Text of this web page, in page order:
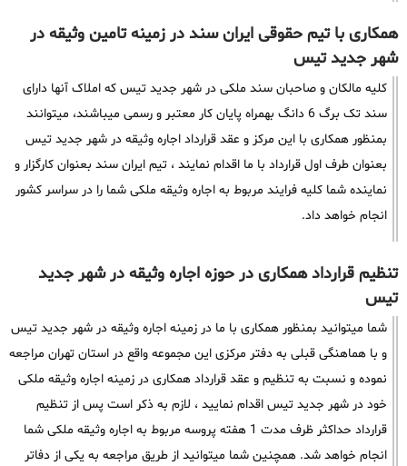
همکاری با تیم حقوقی ایران سند در زمینه تامین وثیقه در
شهر جدید تیس
کلیه مالکان و صاحبان سند ملکی در شهر جدید تیس که املاک آنها دارای
سند تک برگ 6 دانگ بهمراه پایان کار معتبر و رسمی میباشند، میتوانند
بمنظور همکاری با این مرکز و عقد قرارداد اجاره وثیقه در شهر جدید تیس
بعنوان طرف اول قرارداد با ما اقدام نمایند ، تیم ایران سند بعنوان کارگزار و
نماینده شما کلیه فرایند مربوط به اجاره وثیقه ملکی شما را در سراسر کشور
انجام خواهد داد.
تنظیم قرارداد همکاری در حوزه اجاره وثیقه در شهر جدید
تیس
شما میتوانید بمنظور همکاری با ما در زمینه اجاره وثیقه در شهر جدید تیس
و با هماهنگی قبلی به دفتر مرکزی این مجموعه واقع در استان تهران مراجعه
نموده و نسبت به تنظیم و عقد قرارداد همکاری در زمینه اجاره وثیقه ملکی
خود در شهر جدید تیس اقدام نمایید ، لازم به ذکر است پس از تنظیم
قرارداد حداکثر ظرف مدت 1 هفته پروسه مربوط به اجاره وثیقه ملکی شما
انجام خواهد شد. همچنین شما میتوانید از طریق مراجعه به یکی از دفاتر